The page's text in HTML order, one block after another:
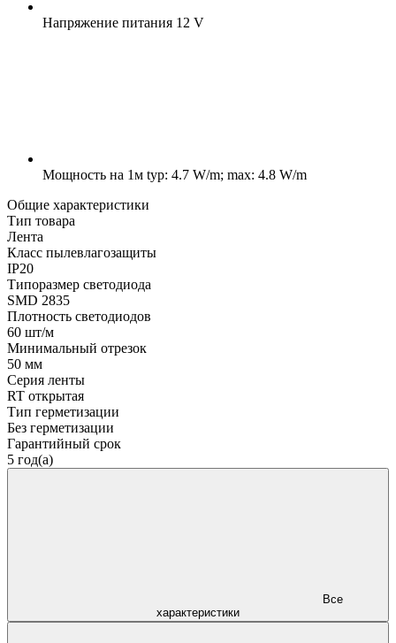
Напряжение питания 12 V
Мощность на 1м typ: 4.7 W/m; max: 4.8 W/m
Общие характеристики
Тип товара
Лента
Класс пылевлагозащиты
IP20
Типоразмер светодиода
SMD 2835
Плотность светодиодов
60 шт/м
Минимальный отрезок
50 мм
Серия ленты
RT открытая
Тип герметизации
Без герметизации
Гарантийный срок
5 год(а)
характеристики